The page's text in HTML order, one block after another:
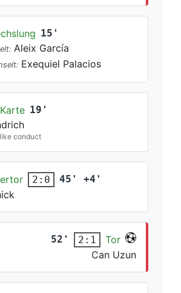
15'
Aleix García
Exequiel Palacios
19'
conduct
2:0 45' +4'
52' 2:1
Tor
Can Uzun